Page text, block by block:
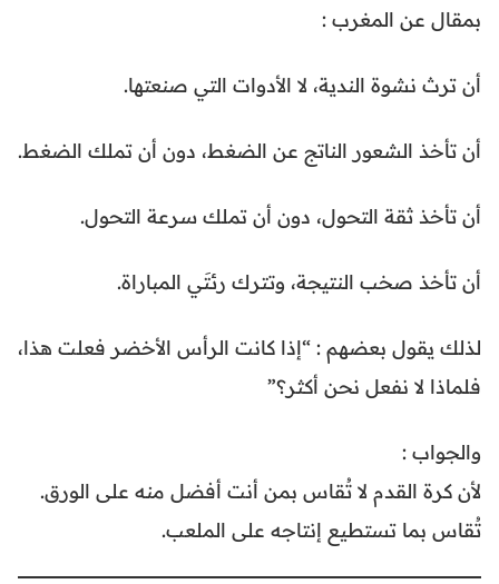
بمقال عن المغرب :
أن ترث نشوة الندية، لا الأدوات التي صنعتها.
أن تأخذ الشعور الناتج عن الضغط، دون أن تملك الضغط.
أن تأخذ ثقة التحول، دون أن تملك سرعة التحول.
أن تأخذ صخب النتيجة، وتترك رئتَي المباراة.
لذلك يقول بعضهم : “إذا كانت الرأس الأخضر فعلت هذا،
فلماذا لا نفعل نحن أكثر؟”
والجواب :
لأن كرة القدم لا تُقاس بمن أنت أفضل منه على الورق.
تُقاس بما تستطيع إنتاجه على الملعب.